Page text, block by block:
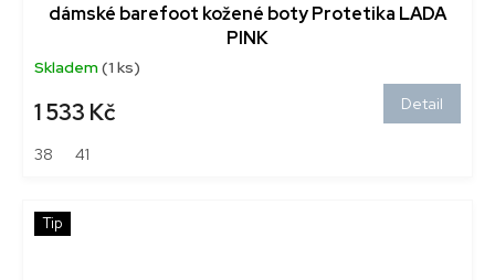
dámské barefoot kožené boty Protetika LADA
PINK
Skladem(1 ks)
1 533 Kč Detail
38 41
Tip